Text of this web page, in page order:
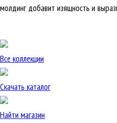
молдинг добавит изящность и
Все коллекции
Скачать каталог
Найти магазин